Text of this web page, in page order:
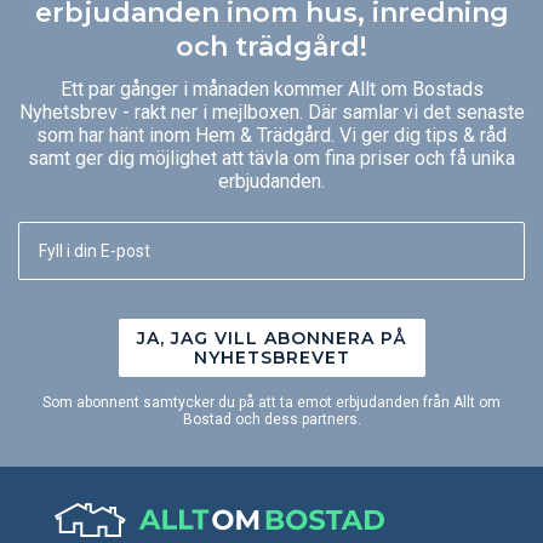
erbjudanden inom hus, inredning
och trädgård!
Ett par gånger i månaden kommer Allt om Bostads
Nyhetsbrev - rakt ner i mejlboxen. Där samlar vi det senaste
som har hänt inom Hem & Trädgård. Vi ger dig tips & råd
samt ger dig möjlighet att tävla om fina priser och få unika
erbjudanden.
JA, JAG VILL ABONNERA PÅ
NYHETSBREVET
Som abonnent samtycker du på att ta emot erbjudanden från Allt om
Bostad och dess partners.